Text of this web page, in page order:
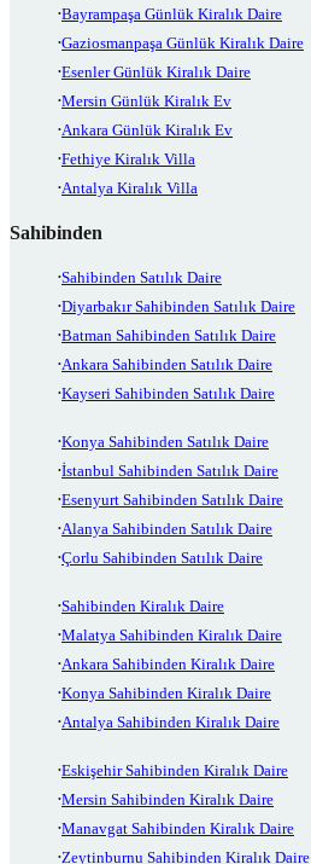
Bayrampaşa Günlük Kiralık Daire
Gaziosmanpaşa Günlük Kiralık Daire
Esenler Günlük Kiralık Daire
Mersin Günlük Kiralık Ev
Ankara Günlük Kiralık Ev
Fethiye Kiralık Villa
Antalya Kiralık Villa
Sahibinden
Sahibinden Satılık Daire
Diyarbakır Sahibinden Satılık Daire
Batman Sahibinden Satılık Daire
Ankara Sahibinden Satılık Daire
Kayseri Sahibinden Satılık Daire
Konya Sahibinden Satılık Daire
İstanbul Sahibinden Satılık Daire
Esenyurt Sahibinden Satılık Daire
Alanya Sahibinden Satılık Daire
Çorlu Sahibinden Satılık Daire
Sahibinden Kiralık Daire
Malatya Sahibinden Kiralık Daire
Ankara Sahibinden Kiralık Daire
Konya Sahibinden Kiralık Daire
Antalya Sahibinden Kiralık Daire
Eskişehir Sahibinden Kiralık Daire
Mersin Sahibinden Kiralık Daire
Manavgat Sahibinden Kiralık Daire
Zeytinburnu Sahibinden Kiralık Daire